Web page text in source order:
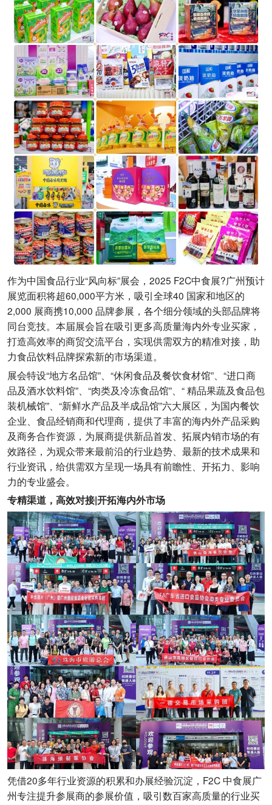
作为中国食品行业“风向标”展会，2025 F2C中食展?广州预计
展览面积将超60,000平方米，吸引全球40 国家和地区的
2,000 展商携10,000 品牌参展，各个细分领域的头部品牌将
同台竞技。本届展会旨在吸引更多高质量海内外专业买家，
打造高效率的商贸交流平台，实现供需双方的精准对接，助
力食品饮料品牌探索新的市场渠道。
展会特设“地方名品馆”、“休闲食品及餐饮食材馆”、“进口商
品及酒水饮料馆”、“肉类及冷冻食品馆”、“ 精品果蔬及食品包
装机械馆”、“新鲜水产品及半成品馆”六大展区，为国内餐饮
企业、食品经销商和代理商，提供了丰富的海内外产品采购
及商务合作资源，为展商提供新品首发、拓展内销市场的有
效路径，为观众带来最前沿的行业趋势、最新的技术成果和
行业资讯，给供需双方呈现一场具有前瞻性、开拓力、影响
力的专业盛会。
专精渠道，高效对接|开拓海内外市场
凭借20多年行业资源的积累和办展经验沉淀，F2C 中食展广
州专注提升参展商的参展价值，吸引数百家高质量的行业买